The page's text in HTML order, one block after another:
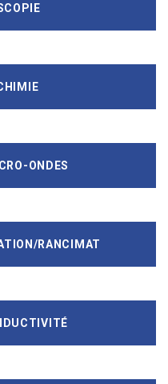
ONDES
RANCIMAT